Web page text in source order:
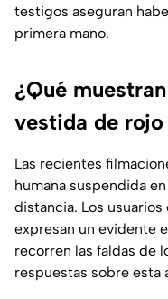
testigos aseguran
primera mano.
¿Qué
vestida de rojo
Las recientes
humana suspendida
distancia. Los
expresan un evidente
recorren las faldas de
respuestas sobre esta